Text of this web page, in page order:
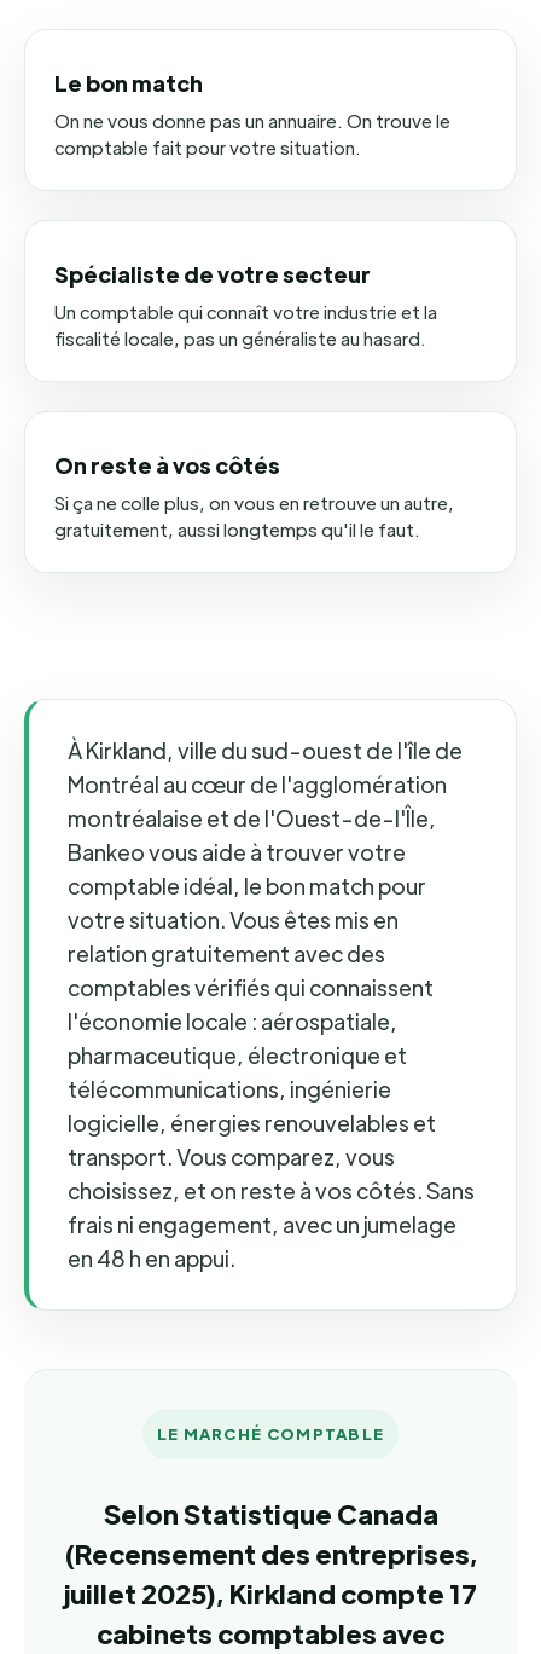
Le bon match
On ne vous donne pas un annuaire. On trouve le
comptable fait pour votre situation.
Spécialiste de votre secteur
Un comptable qui connaît votre industrie et la
fiscalité locale, pas un généraliste au hasard.
On reste à vos côtés
Si ça ne colle plus, on vous en retrouve un autre,
gratuitement, aussi longtemps qu'il le faut.
À Kirkland, ville du sud-ouest de l'île de
Montréal au cœur de l'agglomération
montréalaise et de l'Ouest-de-l'Île,
Bankeo vous aide à trouver votre
comptable idéal, le bon match pour
votre situation. Vous êtes mis en
relation gratuitement avec des
comptables vérifiés qui connaissent
l'économie locale : aérospatiale,
pharmaceutique, électronique et
télécommunications, ingénierie
logicielle, énergies renouvelables et
transport. Vous comparez, vous
choisissez, et on reste à vos côtés. Sans
frais ni engagement, avec un jumelage
en 48 h en appui.
LE MARCHÉ COMPTABLE
Selon Statistique Canada
(Recensement des entreprises,
juillet 2025), Kirkland compte 17
cabinets comptables avec